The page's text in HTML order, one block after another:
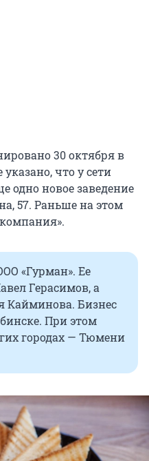
30 октября в
что у сети
одно новое заведение
57. Раньше на этом
«Гурман». Ее
Герасимов, а
Кайминова. Бизнес
При этом
городах — Тюмени